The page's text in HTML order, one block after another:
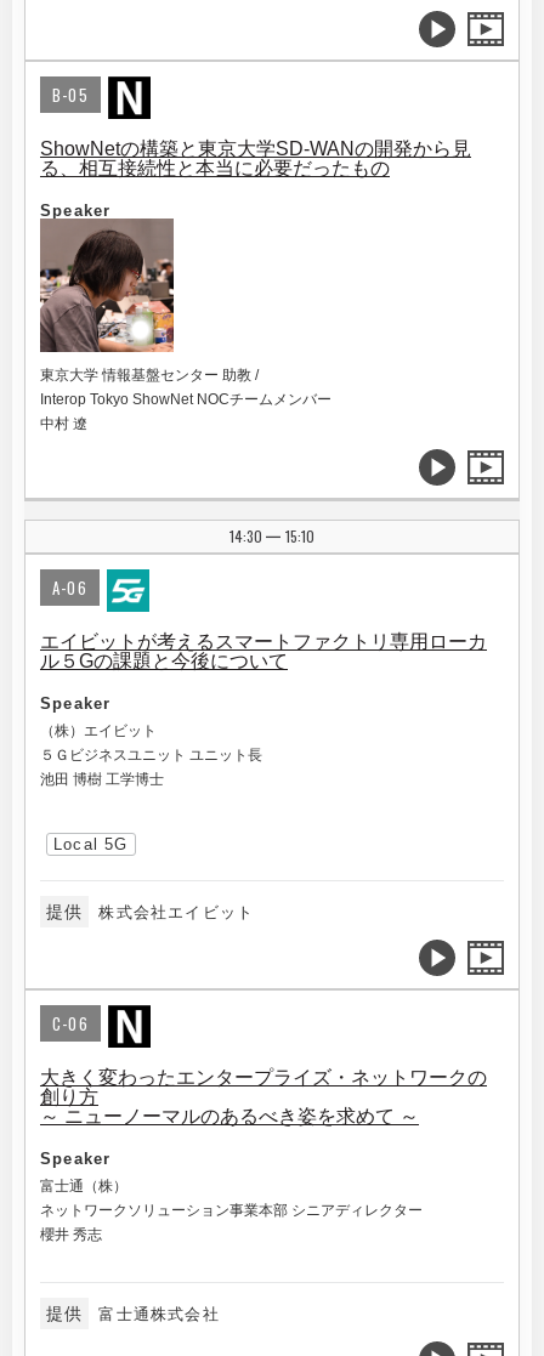
B-05
ShowNetの構築と東京大学SD-WANの開発から見
る、相互接続性と本当に必要だったもの
Speaker
東京大学 情報基盤センター 助教 /
Interop Tokyo ShowNet NOCチームメンバー
中村 遼
14:30 | 15:10
A-06
エイビットが考えるスマートファクトリ専用ローカ
ル５Gの課題と今後について
Speaker
（株）エイビット
５Ｇビジネスユニット ユニット長
池田 博樹 工学博士
Local 5G
提供 株式会社エイビット
C-06
大きく変わったエンタープライズ・ネットワークの
創り方
～ ニューノーマルのあるべき姿を求めて ～
Speaker
富士通（株）
ネットワークソリューション事業本部 シニアディレクター
櫻井 秀志
提供 富士通株式会社